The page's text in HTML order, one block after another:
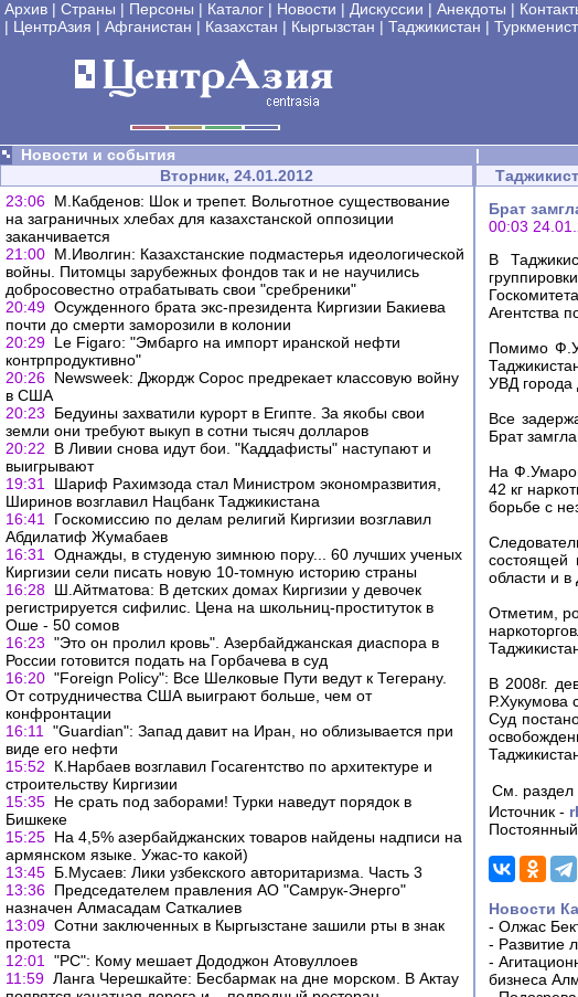
Архив | Страны | Персоны | Каталог | Новости | Дискуссии | Анекдоты |
| ЦентрАзия | Афганистан | Казахстан | Кыргызстан | Таджикистан |
Новости и события
|
Вторник, 24.01.2012
23:06 М.Кабденов: Шок и трепет. Вольготное существование
на заграничных хлебах для казахстанской оппозиции
заканчивается
21:00 М.Иволгин: Казахстанские подмастерья идеологической
войны. Питомцы зарубежных фондов так и не научились
добросовестно отрабатывать свои "сребреники"
20:49 Осужденного брата экс-президента Киргизии Бакиева
почти до смерти заморозили в колонии
20:29 Le Figaro: "Эмбарго на импорт иранской нефти
контрпродуктивно"
20:26 Newsweek: Джордж Сорос предрекает классовую войну
в США
20:23
Бедуины захватили курорт в Египте. За якобы свои
земли они требуют выкуп в сотни тысяч долларов
20:22
В Ливии снова идут бои. "Каддафисты" наступают и
выигрывают
19:31
Шариф Рахимзода стал Министром экономразвития,
Ширинов возглавил Нацбанк Таджикистана
16:41
Госкомиссию по делам религий Киргизии возглавил
Абдилатиф Жумабаев
16:31
Однажды, в студеную зимнюю пору... 60 лучших ученых
Киргизии сели писать новую 10-томную историю страны
16:28 Ш.Айтматова: В детских домах Киргизии у девочек
регистрируется сифилис. Цена на школьниц-проституток в
Оше - 50 сомов
16:23 "Это он пролил кровь". Азербайджанская диаспора в
России готовится подать на Горбачева в суд
16:20 "Foreign Policy": Все Шелковые Пути ведут к Тегерану.
От сотрудничества США выиграют больше, чем от
конфронтации
16:11
"Guardian": Запад давит на Иран, но облизывается при
виде его нефти
15:52
К.Нарбаев возглавил Госагентство по архитектуре и
строительству Киргизии
15:35 Не срать под заборами! Турки наведут порядок в
Бишкеке
15:25 На 4,5% азербайджанских товаров найдены надписи на
армянском языке. Ужас-то какой)
13:45 Б.Мусаев: Лики узбекского авторитаризма. Часть 3
13:36 Председателем правления АО "Самрук-Энерго"
назначен Алмасадам Саткалиев
13:09 Сотни заключенных в Кыргызстане зашили рты в знак
протеста
12:01
"РС": Кому мешает Дододжон Атовуллоев
11:59 Ланга Черешкайте: Бесбармак на дне морском. В Актау
Брат
00:03
В
Агентства
Помимо
УВД города
Все
Брат
На
42 кг
борьбе с
состоящей
области и в
Отметим,
В 2008г.
Р.Хукумова
Суд
См. раздел
Источник -
Новости
- Олжас
- Развитие
-
бизнеса